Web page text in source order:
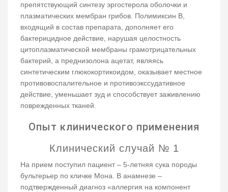
препятствующий синтезу эргостерола оболочки и
плазматических мембран грибов. Полимиксин В,
входящий в состав препарата, дополняет его
бактерицидное действие, нарушая целостность
цитоплазматической мембраны грамотрицательных
бактерий, а преднизолона ацетат, являясь
синтетическим глюкокортикоидом, оказывает местное
противовоспалительное и противоэкссудативное
действие, уменьшает зуд и способствует заживлению
поврежденных тканей.
Опыт клинического применения
Клинический случай № 1
На прием поступил пациент – 5-летняя сука породы
бультерьер по кличке Мона. В анамнезе –
подтвержденный диагноз «аллергия на компонент